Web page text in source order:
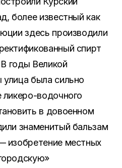
более известный как
здесь производили
спирт
годы Великой
была сильно
водочного
в довоенном
знаменитый бальзам
изобретение местных